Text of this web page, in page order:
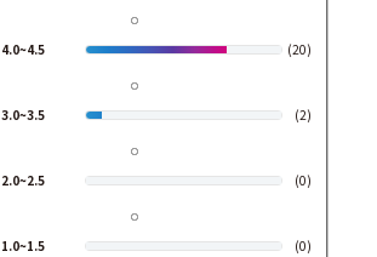
4.0~4.5 (20)
3.0~3.5 (2)
2.0~2.5 (0)
1.0~1.5 (0)